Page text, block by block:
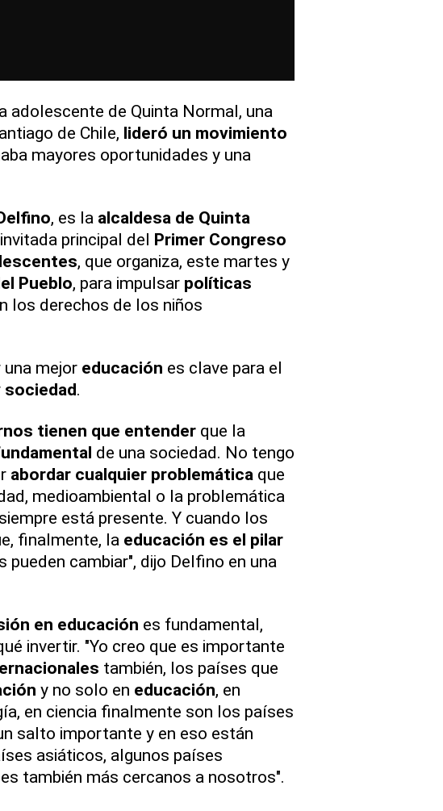
adolescente de Quinta Normal, una
de Chile, lideró un movimiento
mayores oportunidades y una
, es la alcaldesa de Quinta
principal del Primer Congreso
, que organiza, este martes y
Pueblo, para impulsar políticas
los derechos de los niños
mejor educación es clave para el
sociedad.
tienen que entenderque la
de una sociedad. No tengo
abordar cualquier problemática que
medioambiental o la problemática
siempre está presente. Y cuando los
finalmente, la educación es el pilar
pueden cambiar", dijo Delfino en una
en educación es fundamental,
invertir. "Yo creo que es importante
también, los países que
y no solo en educación, en
en ciencia finalmente son los países
salto importante y en eso están
asiáticos, algunos países
también más cercanos a nosotros".